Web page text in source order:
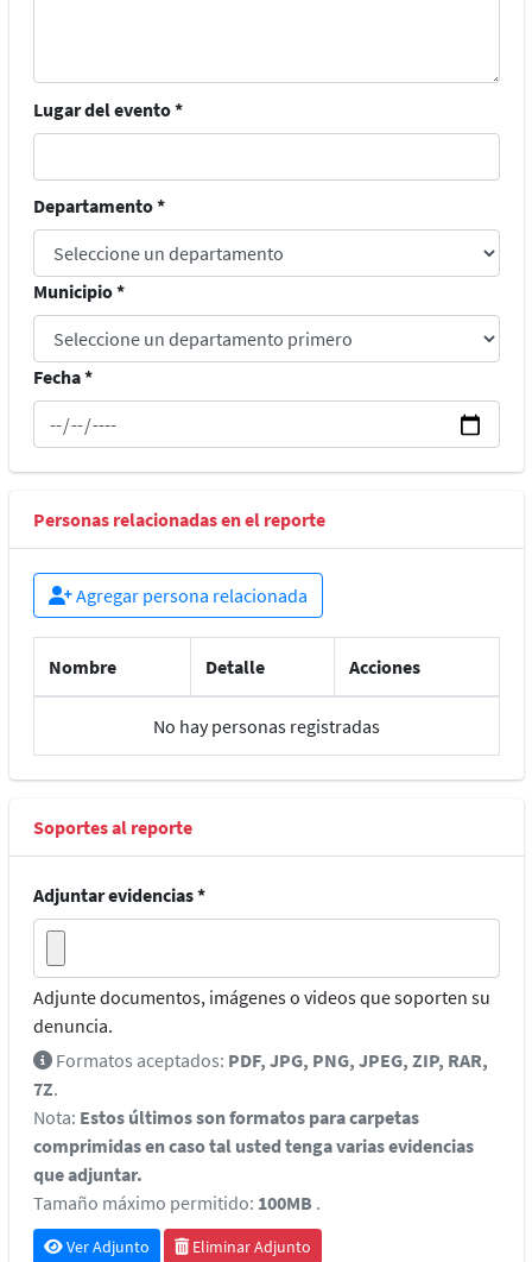
Lugar del evento *
Departamento *
Municipio *
Fecha *
Personas relacionadas en el reporte
Agregar persona relacionada
Nombre Detalle Acciones
No hay personas registradas
Soportes al reporte
Adjuntar evidencias*
Adjunte documentos, imágenes o videos que soporten su
denuncia.
Formatos aceptados: PDF, JPG, PNG, JPEG, ZIP, RAR,
7Z.
Nota: Estos últimos son formatos para carpetas
comprimidas en caso tal usted tenga varias evidencias
que adjuntar.
Tamaño máximo permitido: 100MB .
Ver Adjunto Eliminar Adjunto